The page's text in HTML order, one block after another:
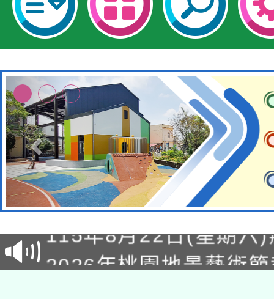
轉知經濟部水利署委託
業技術研究院辦理「
用水績優單位及節水達
桃園市孔廟祈福系列
2026年桃園地景藝術